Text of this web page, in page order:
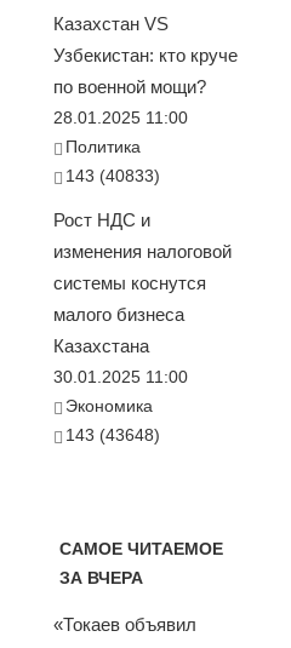
Казахстан VS
Узбекистан: кто круче
по военной мощи?
28.01.2025 11:00
Политика
143 (40833)
Рост НДС и
изменения налоговой
системы коснутся
малого бизнеса
Казахстана
30.01.2025 11:00
Экономика
143 (43648)
САМОЕ ЧИТАЕМОЕ
ЗА ВЧЕРА
«Токаев объявил